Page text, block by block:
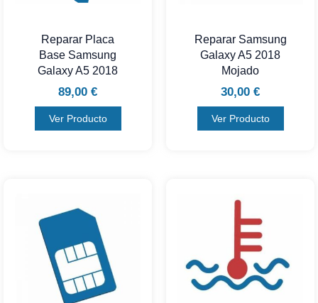
Reparar Placa
Base Samsung
Galaxy A5 2018
89,00 €
Ver Producto
Reparar Samsung
Galaxy A5 2018
Mojado
30,00 €
Ver Producto